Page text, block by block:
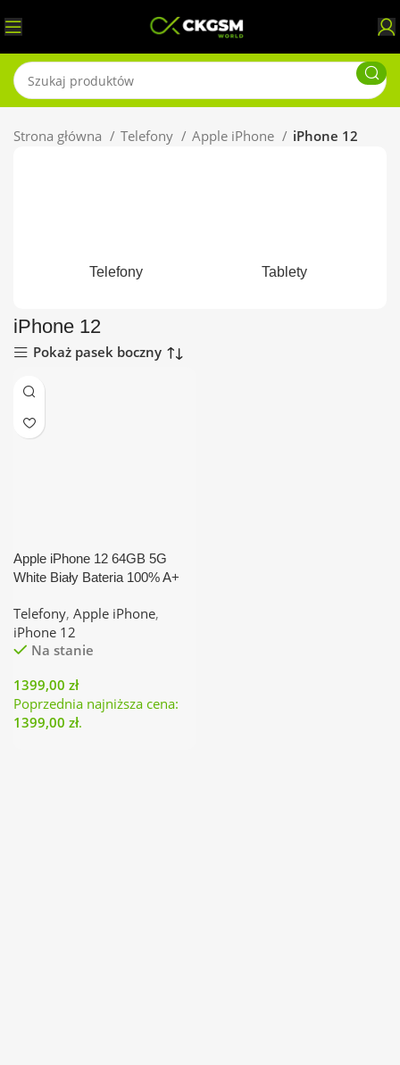
Strona główna Telefony Apple iPhone iPhone 12
Telefony Tablety
iPhone 12
Pokaż pasek boczny
Apple iPhone 12 64GB 5G
White Biały Bateria 100% A+
Telefony, Apple iPhone,
iPhone 12
Na stanie
1399,00 zł
Poprzednia najniższa cena:
1399,00 zł.